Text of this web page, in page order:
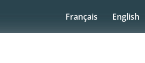
Français English